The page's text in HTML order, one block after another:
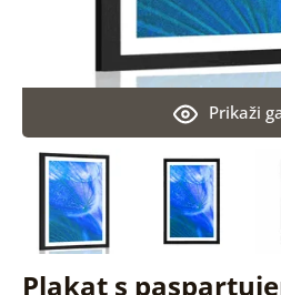
Plakat s
Prikaži